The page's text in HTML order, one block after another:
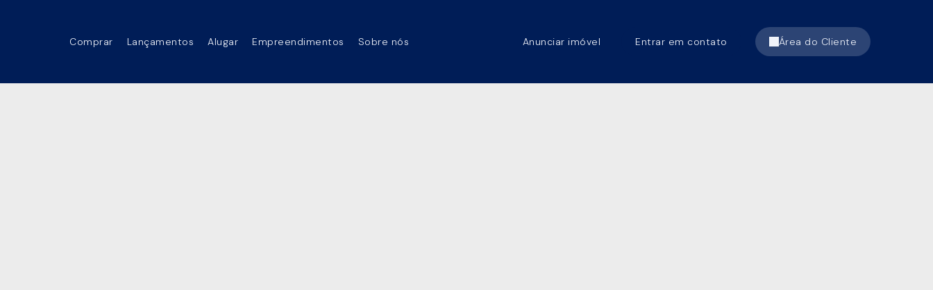
Área do Cliente
Entrar em contato
Anunciar imóvel
Sobre nós
Empreendimentos
Alugar
Lançamentos
Comprar